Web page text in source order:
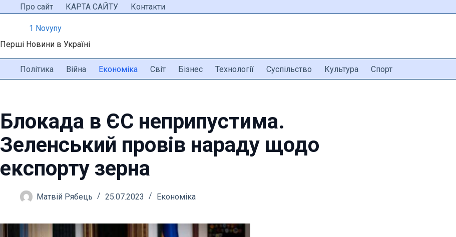
ПерейтиПро сайт КАРТА САЙТУ Контакти
1 Novyny
Перші Новини в Україні
Політика Війна Економіка Світ Бізнес Технології Суспільство Культура Спорт
Блокада в ЄС неприпустима.
Зеленський провів нараду щодо
експорту зерна
Матвій Рябець 25.07.2023 Економіка